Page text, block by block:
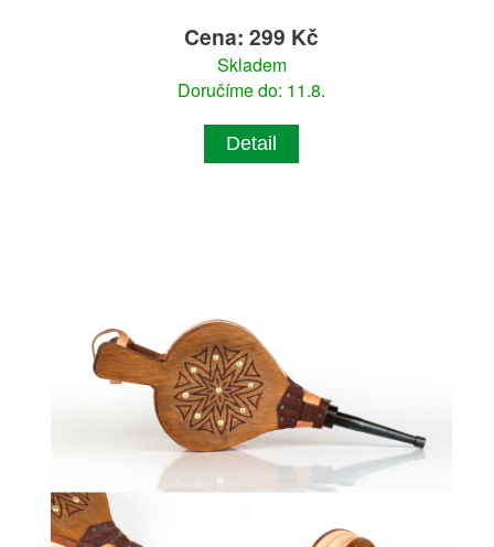
Cena: 299 Kč
Skladem
Doručíme do: 11.8.
Detail